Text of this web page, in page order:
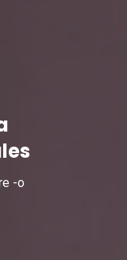
-o